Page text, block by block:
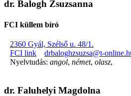
dr. Balogh Zsuzsanna
FCI küllem bíró
2360 Gyál, Szélső u. 48/1.
FCI link
drbaloghzsuzsa@t-
Nyelvtudás: angol, német, olasz,
dr. Faluhelyi Magdolna